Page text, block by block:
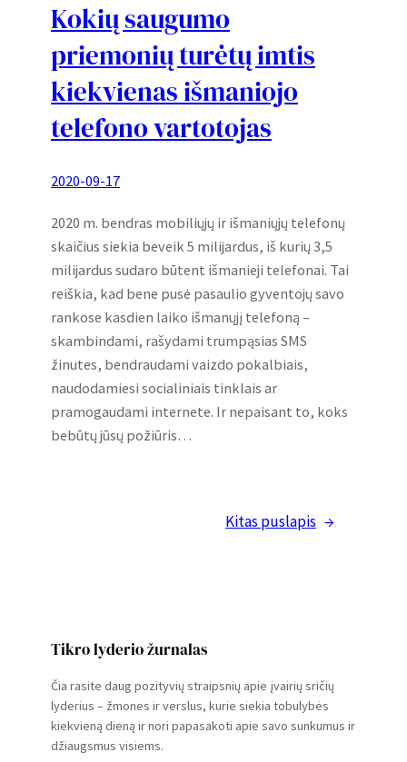
Kokių saugumo
priemonių turėtų imtis
kiekvienas išmaniojo
telefono vartotojas
2020-09-17
2020 m. bendras mobiliųjų ir išmaniųjų telefonų
skaičius siekia beveik 5 milijardus, iš kurių 3,5
milijardus sudaro būtent išmanieji telefonai. Tai
reiškia, kad bene pusė pasaulio gyventojų savo
rankose kasdien laiko išmanųjį telefoną –
skambindami, rašydami trumpąsias SMS
žinutes, bendraudami vaizdo pokalbiais,
naudodamiesi socialiniais tinklais ar
pramogaudami internete. Ir nepaisant to, koks
bebūtų jūsų požiūris…
Kitas puslapis →
Tikro lyderio žurnalas
Čia rasite daug pozityvių straipsnių apie įvairių sričių
lyderius – žmones ir verslus, kurie siekia tobulybės
kiekvieną dieną ir nori papasakoti apie savo sunkumus ir
džiaugsmus visiems.